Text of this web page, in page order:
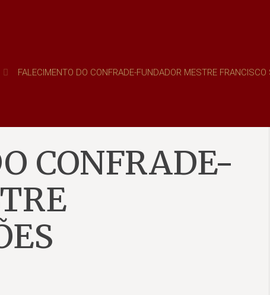
FALECIMENTO DO CONFRADE-FUNDADOR MESTRE FRANCISCO
CONFRADE-